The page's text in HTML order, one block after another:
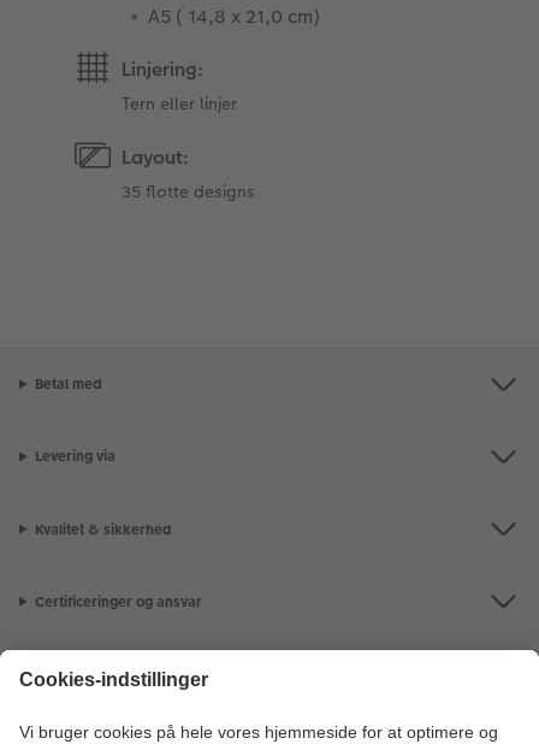
A5 ( 14,8 x 21,0 cm)
Linjering:
Tern eller linjer
Layout:
35 flotte designs
Betal med
Levering via
Kvalitet & sikkerhed
Certificeringer og ansvar
Kundeservice